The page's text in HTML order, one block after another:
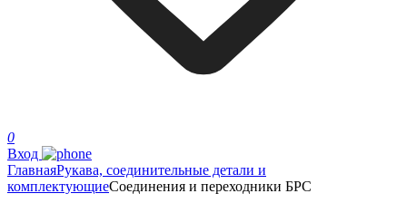
0
Вход
ГлавнаяРукава, соединительные детали и
комплектующиеСоединения и переходники БРС